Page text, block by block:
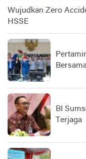
Wujudkan Zero
HSSE
BI
Terjaga